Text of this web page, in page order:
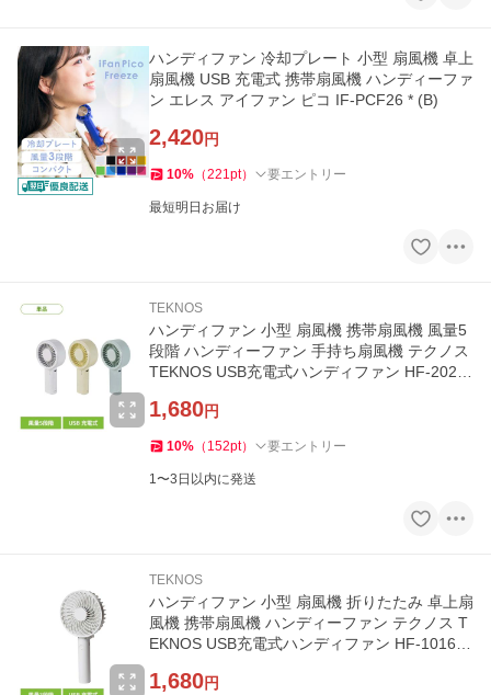
ハンディファン 冷却プレート 小型 扇風機 卓上
扇風機 USB 充電式 携帯扇風機 ハンディーファ
ン エレス アイファン ピコ IF-PCF26 * (B)
2,420円
10% （221pt） 要エントリー
最短明日お届け
TEKNOS
ハンディファン 小型 扇風機 携帯扇風機 風量5
段階 ハンディーファン 手持ち扇風機 テクノス
TEKNOS USB充電式ハンディファン HF-2020
1,680円
10% （ 152pt） 要エントリー
1〜3日以内に発送
TEKNOS
ハンディファン 小型 扇風機 折りたたみ 卓上扇
風機 携帯扇風機 ハンディーファン テクノス T
EKNOS USB充電式ハンディファン HF-1016U
1,680円